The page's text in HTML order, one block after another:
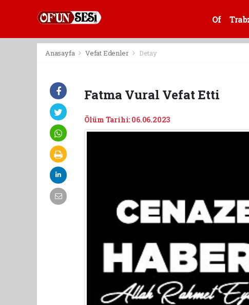
Of
Anasayfa Vefat Edenler Detay
Fatma Vural Vefat Etti
Ölüm Tarihi: 06.06.2023